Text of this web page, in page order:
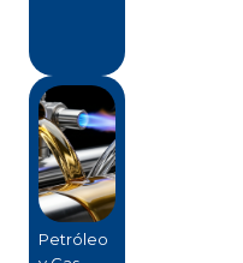
Petróleo